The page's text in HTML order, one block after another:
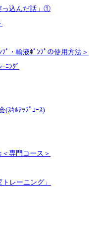
っ込んだ話」①
・輸液ﾎﾟﾝﾌﾟの使用方法＞
ﾆﾝｸﾞ
ｽｷﾙｱｯﾌﾟｺｰｽ)
専門コース＞
レーニング」